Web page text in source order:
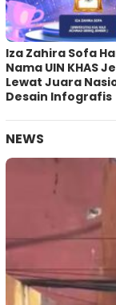
Iza Zahira Sofa
Nama UIN KHAS
Lewat Juara
Desain Infografis
NEWS